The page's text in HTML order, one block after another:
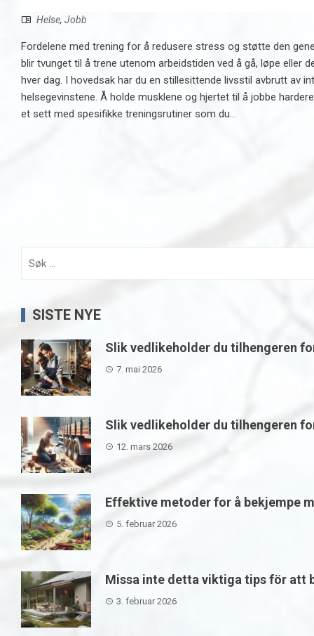
Helse, Jobb
Fordelene med trening for å redusere stress og støtte den
blir tvunget til å trene utenom arbeidstiden ved å gå, løpe
hver dag. I hovedsak har du en stillesittende livsstil avbrutt av
helsegevinstene. Å holde musklene og hjertet til å jobbe
et sett med spesifikke treningsrutiner som du...
etter:
SISTE NYE
Slik vedlikeholder du tilhengeren
7. mai 2026
Slik vedlikeholder du tilhengeren
12. mars 2026
Effektive metoder for å bekjempe
5. februar 2026
Missa inte detta viktiga tips för att
3. februar 2026